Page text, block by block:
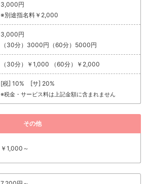
3,000円
※別途指名料￥2,000
3,000円
（30分）3000円（60分）5000円
（30分）￥1,000 （60分）￥2,000
[税] 10% [サ] 20%
※税金・サービス料は上記金額に含まれません
その他
￥1,000～